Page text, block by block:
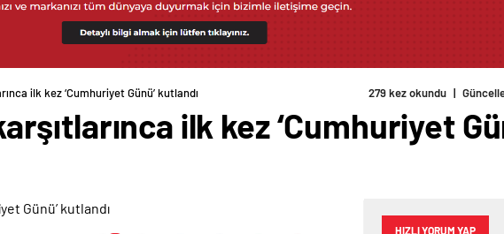
ilk kez ‘Cumhuriyet Günü’ kutlandı 279 kez okundu |
ilk kez ‘Cumhuriyet
HIZLI YORUM YAP